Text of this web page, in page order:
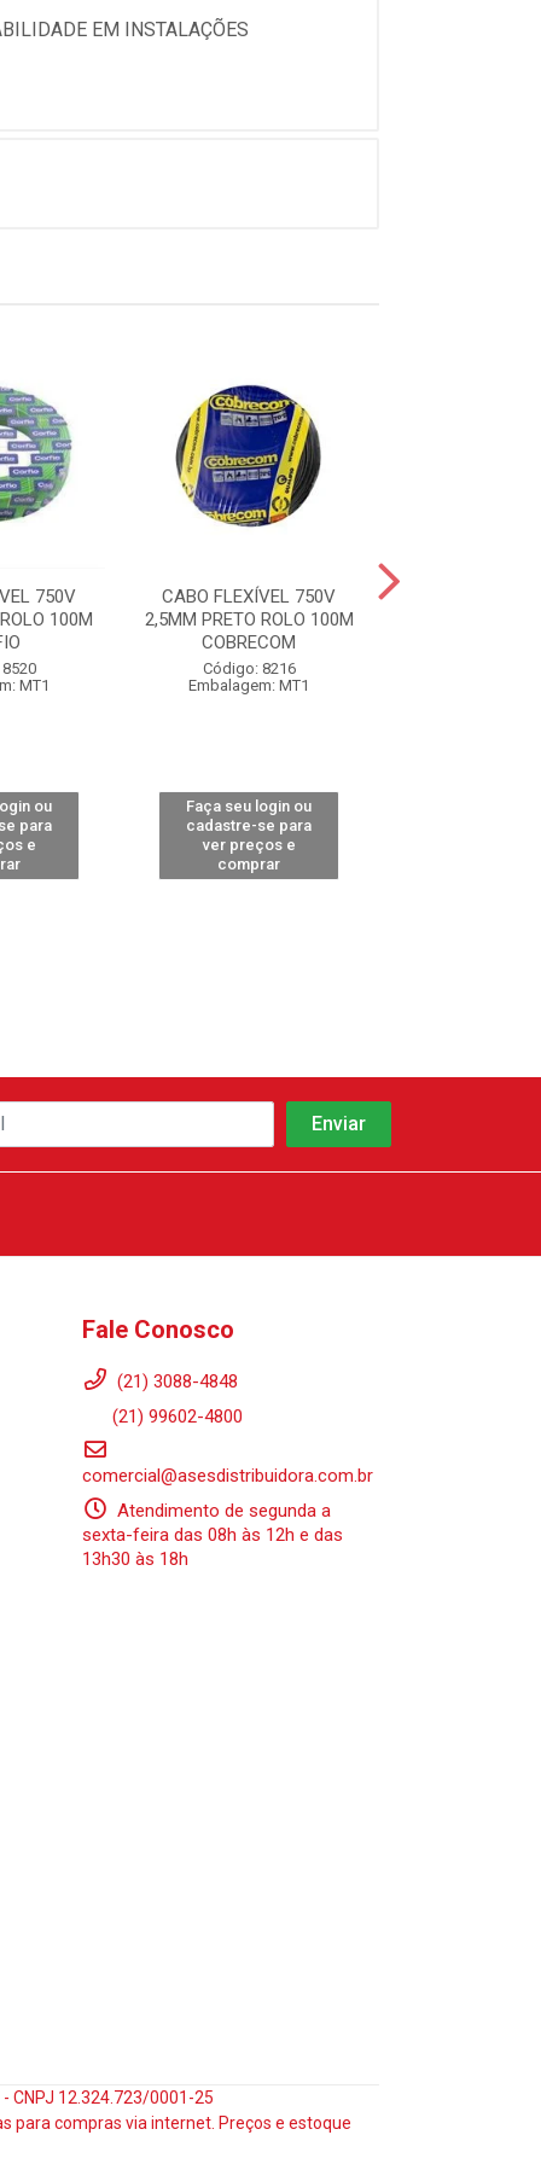
EM INSTALAÇÕES
750V
100M
MT1
ou
para
e
CABO FLEXÍVEL 750V
2,5MM PRETO ROLO 100M
COBRECOM
Código: 8216
Embalagem: MT1
Faça seu login ou
cadastre-se para
ver preços e
comprar
Fale Conosco
(21) 3088-4848
(21) 99602-4800
comercial@asesdistribuidora.com.br
Atendimento de segunda a
sexta-feira das 08h às 12h e das
13h30 às 18h
CNPJ 12.324.723/0001-25
para compras via internet. Preços e estoque